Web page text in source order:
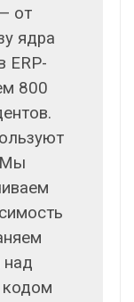
от
ядра
ERP-
800
Мы
над